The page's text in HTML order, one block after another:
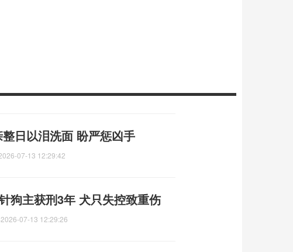
日以泪洗面 盼严惩凶手
07-13 12:29:42
狗主获刑3年 犬只失控致重伤
2026-07-13 12:29:26